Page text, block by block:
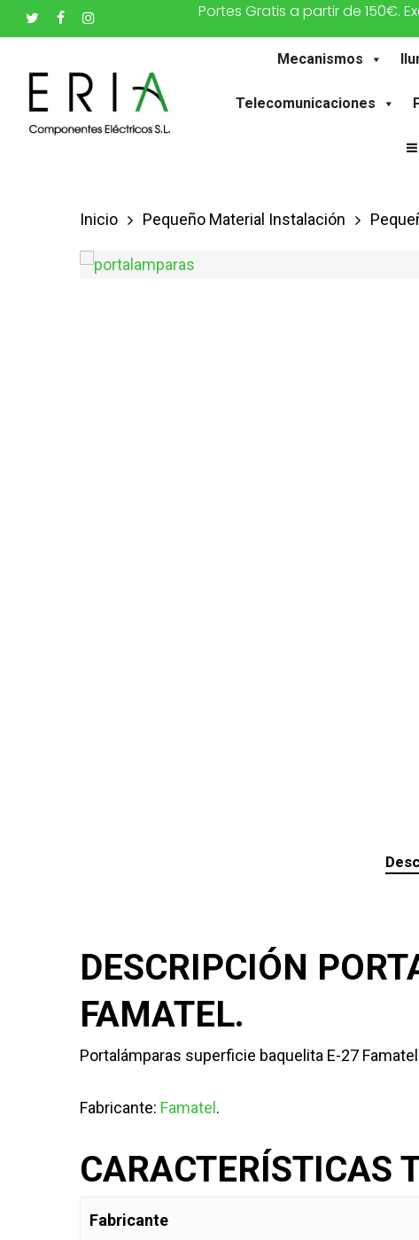
Saltar
al
contenido
principal
twitter facebookinstagram Portes Gratis a partir de 150€.
Mecanismos
Telecomunicaciones
Inicio Pequeño Material Instalación
DESCRIPCIÓN
FAMATEL.
Portalámparas superficie baquelita E-27
Fabricante: Famatel .
CARACTERÍSTICAS
Fabricante